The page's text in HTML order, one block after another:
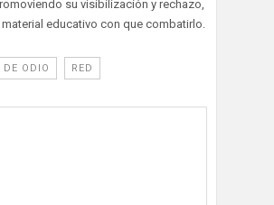
su visibilización y rechazo,
educativo con que combatirlo.
DE ODIO RED